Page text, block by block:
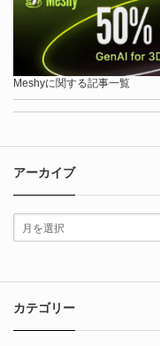
Meshyに関する記事一覧
アーカイブ
カテゴリー